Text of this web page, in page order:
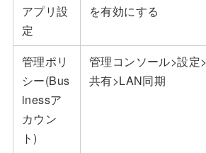
アプリ設
定
を有効にする
管理ポリ
シー(Bus
inessア
カウン
ト)
管理コンソール>設定>
共有>LAN同期